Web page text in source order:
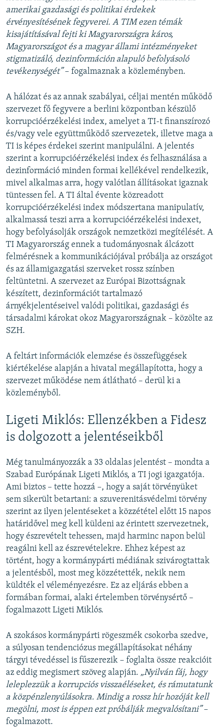
amerikai gazdasági és politikai érdekek
érvényesítésének fegyverei. A TIM ezen témák
kisajátításával fejti ki Magyarországra káros,
Magyarországot és a magyar állami intézményeket
stigmatizáló, dezinformáción alapuló befolyásoló
tevékenységét”– fogalmaznak a közleményben.
A hálózat és az annak szabályai, céljai mentén működő
szervezet fő fegyvere a berlini központban készülő
korrupcióérzékelési index, amelyet a TI-t finanszírozó
és/vagy vele együttműködő szervezetek, illetve maga a
TI is képes érdekei szerint manipulálni. A jelentés
szerint a korrupcióérzékelési index és felhasználása a
dezinformáció minden formai kellékével rendelkezik,
mivel alkalmas arra, hogy valótlan állításokat igaznak
tüntessen fel. A TI által évente közreadott
korrupcióérzékelési index módszertana manipulatív,
alkalmassá teszi arra a korrupcióérzékelési indexet,
hogy befolyásolják országok nemzetközi megítélését. A
TI Magyarország ennek a tudományosnak álcázott
felmérésnek a kommunikációjával próbálja az országot
és az államigazgatási szerveket rossz színben
feltüntetni. A szervezet az Európai Bizottságnak
készített, dezinformációt tartalmazó
árnyékjelentéseivel valódi politikai, gazdasági és
társadalmi károkat okoz Magyarországnak – közölte az
SZH.
A feltárt információk elemzése és összefüggések
kiértékelése alapján a hivatal megállapította, hogy a
szervezet működése nem átlátható – derül ki a
közleményből.
Ligeti Miklós: Ellenzékben a Fidesz
is dolgozott a jelentéseikből
Még tanulmányozzák a 33 oldalas jelentést – mondta a
Szabad Európának Ligeti Miklós, a TI jogi igazgatója.
Ami biztos – tette hozzá –, hogy a saját törvényüket
sem sikerült betartani: a szuverenitásvédelmi törvény
szerint az ilyen jelentéseket a közzététel előtt 15 napos
határidővel meg kell küldeni az érintett szervezetnek,
hogy észrevételt tehessen, majd harminc napon belül
reagálni kell az észrevételekre. Ehhez képest az
történt, hogy a kormánypárti médiának szivárogtattak
a jelentésből, most meg közzétették, nekik nem
küldték el véleményezésre. Ez az eljárás ebben a
formában formai, alaki értelemben törvénysértő –
fogalmazott Ligeti Miklós.
A szokásos kormánypárti rögeszmék csokorba szedve,
a súlyosan tendenciózus megállapításokat néhány
tárgyi tévedéssel is fűszerezik – foglalta össze reakcióit
az eddig megismert szöveg alapján. „Nyilván fáj, hogy
leleplezzük a korrupciós visszaéléseket, és rámutatunk
a közpénzlenyúlásokra. Mindig a rossz hír hozóját kell
megölni, most is éppen ezt próbálják megvalósítani”–
fogalmazott.